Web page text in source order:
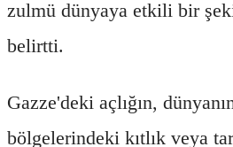
zulmü dünyaya etkili bir
belirtti.
Gazze'deki açlığın,
bölgelerindeki kıtlık veya